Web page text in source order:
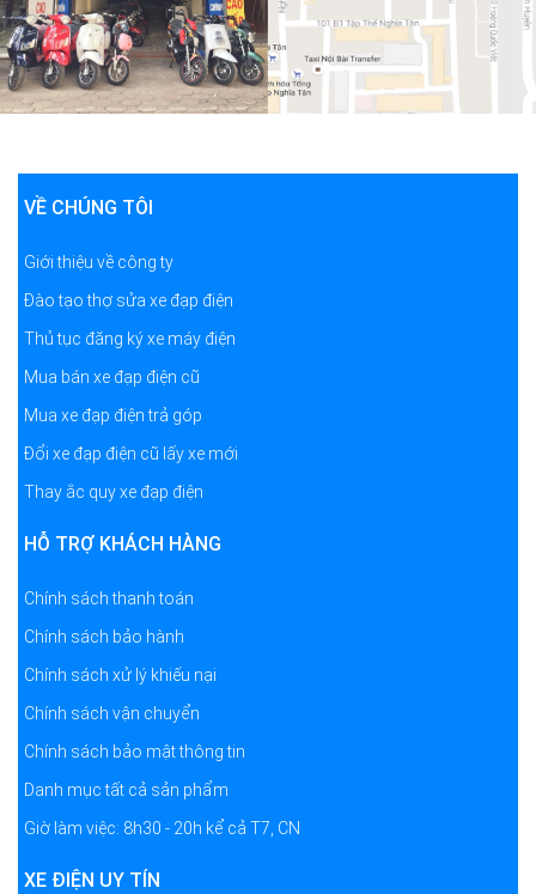
VỀ CHÚNG TÔI
Giới thiệu về công ty
Đào tạo thợ sửa xe đạp điện
Thủ tục đăng ký xe máy điện
Mua bán xe đạp điện cũ
Mua xe đạp điện trả góp
Đổi xe đạp điện cũ lấy xe mới
Thay ắc quy xe đạp điện
HỖ TRỢ KHÁCH HÀNG
Chính sách thanh toán
Chính sách bảo hành
Chính sách xử lý khiếu nại
Chính sách vận chuyển
Chính sách bảo mật thông tin
Danh mục tất cả sản phẩm
Giờ làm việc: 8h30 - 20h kể cả T7, CN
XE ĐIỆN UY TÍN